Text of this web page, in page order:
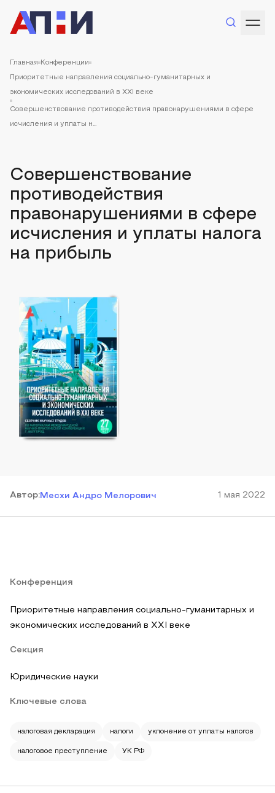
Главная Конференции
Приоритетные направления социально-гуманитарных и
экономических исследований в XXI веке
Совершенствование противодействия правонарушениями в сфере
исчисления и уплаты н...
Совершенствование
противодействия
правонарушениями в сфере
исчисления и уплаты налога
на прибыль
Автор:Месхи Андро Мелорович 1 мая 2022
Конференция
Приоритетные направления социально-гуманитарных и
экономических исследований в XXI веке
Секция
Юридические науки
Ключевые слова
налоговая декларация налоги уклонение от уплаты налогов
налоговое преступление УК РФ